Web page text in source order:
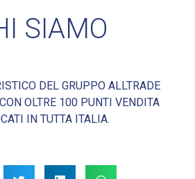
SIAMO
DEL GRUPPO ALLTRADE
OLTRE 100 PUNTI VENDITA
IN TUTTA ITALIA.